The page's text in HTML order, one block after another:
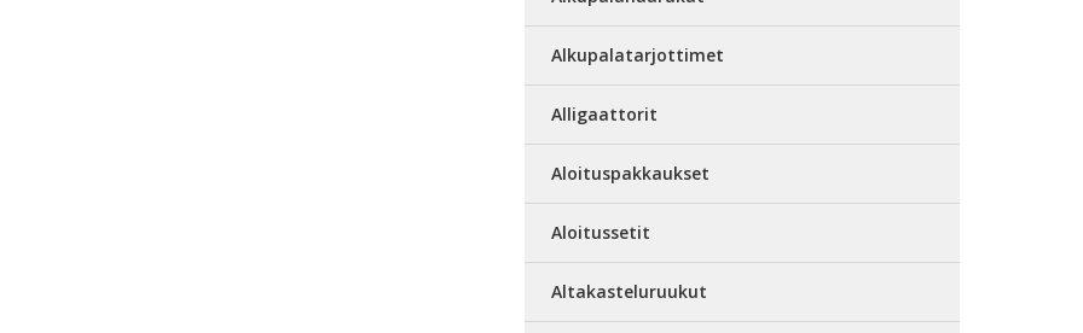
Alkupalatarjottimet
Alligaattorit
Aloituspakkaukset
Aloitussetit
Altakasteluruukut